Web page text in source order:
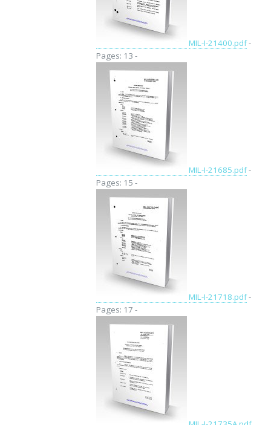
MIL-I-21400.pdf-
Pages: 13 -
MIL-I-21685.pdf-
Pages: 15 -
MIL-I-21718.pdf-
Pages: 17 -